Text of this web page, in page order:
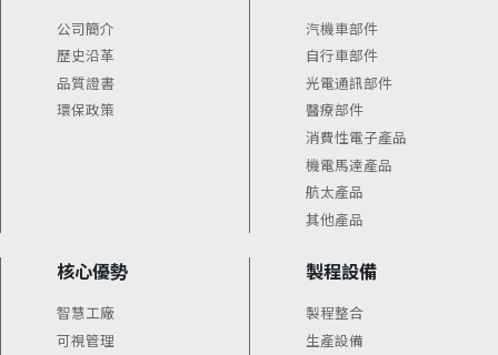
公司簡介
歷史沿革
品質證書
環保政策
汽機車部件
自行車部件
光電通訊部件
醫療部件
消費性電子產品
機電馬達產品
航太產品
其他產品
核心優勢
智慧工廠
可視管理
製程設備
製程整合
生產設備